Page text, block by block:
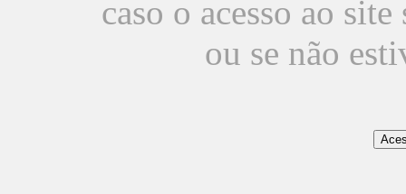
caso o acesso ao
ou se não